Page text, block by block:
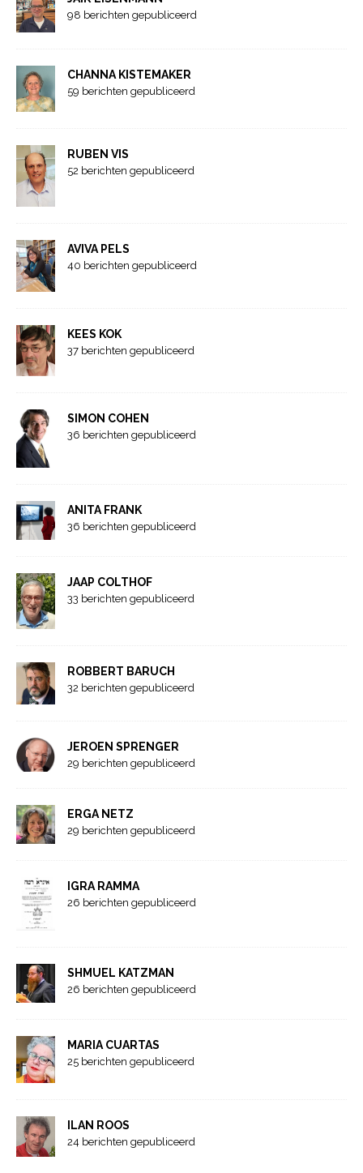
98 berichten gepubliceerd
CHANNA KISTEMAKER
59 berichten gepubliceerd
RUBEN VIS
52 berichten gepubliceerd
AVIVA PELS
40 berichten gepubliceerd
KEES KOK
37 berichten gepubliceerd
SIMON COHEN
36 berichten gepubliceerd
ANITA FRANK
36 berichten gepubliceerd
JAAP COLTHOF
33 berichten gepubliceerd
ROBBERT BARUCH
32 berichten gepubliceerd
JEROEN SPRENGER
29 berichten gepubliceerd
ERGA NETZ
29 berichten gepubliceerd
IGRA RAMMA
26 berichten gepubliceerd
SHMUEL KATZMAN
26 berichten gepubliceerd
MARIA CUARTAS
25 berichten gepubliceerd
ILAN ROOS
24 berichten gepubliceerd